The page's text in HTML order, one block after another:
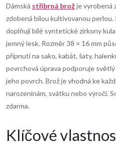
Dámská stříbrná brož je vyrobená
zdobená bílou kultivovanou perlou.
doplňují bílé syntetické zirkony
jemný lesk. Rozměr 38 × 16 mm
připnutí na sako, kabát, šaty,
povrchová úprava podporuje
jeho povrch. Brož je vhodná ke
narozeninám, svátku nebo výročí.
zdarma.
Klíčové